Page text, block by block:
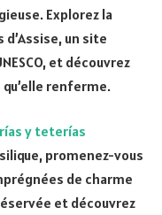
Explorez la
un site
et découvrez
renferme.
y teterías
promenez-vous
de charme
et découvrez